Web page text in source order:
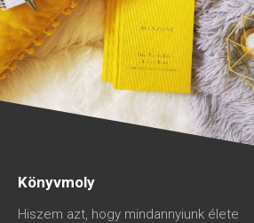
Könyvmoly
Hiszem azt, hogy mindannyiunk élete